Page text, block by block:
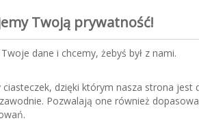
wybranych
serii PYXAR
Twoją prywatność!
dane i chcemy, żebyś był z nami.
ciasteczek, dzięki którym nasza strona jest
Pozwalają one również